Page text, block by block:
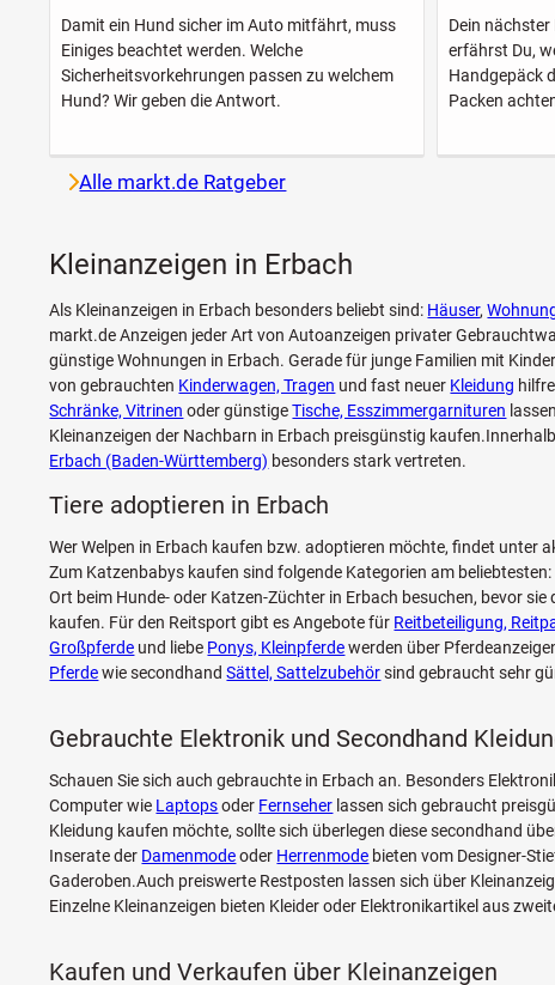
Damit ein Hund sicher im Auto mitfährt, muss
Einiges beachtet werden. Welche
Sicherheitsvorkehrungen passen zu welchem
Hund? Wir geben die Antwort.
Dein nächster
erfährst Du,
Handgepäck
Packen
Alle markt.de Ratgeber
Kleinanzeigen in Erbach
Als Kleinanzeigen in Erbach besonders beliebt sind: Häuser,
markt.de Anzeigen jeder Art von Autoanzeigen privater
günstige Wohnungen in Erbach. Gerade für junge Familien mit
von gebrauchten Kinderwagen, Tragen und fast neuer Kleidung
Schränke, Vitrinen oder günstigeTische, Esszimmergarnituren
Kleinanzeigen der Nachbarn in Erbach preisgünstig
Erbach (Baden-Württemberg) besonders stark vertreten.
Tiere adoptieren in Erbach
Wer Welpen in Erbach kaufen bzw. adoptieren möchte, findet unter
Zum Katzenbabys kaufen sind folgende Kategorien am
Ort beim Hunde- oder Katzen-Züchter in Erbach besuchen, bevor sie
kaufen. Für den Reitsport gibt es Angebote für Reitbeteiligung,
Großpferde und liebe Ponys, Kleinpferdewerden über
Pferdewie secondhandSättel, Sattelzubehörsind gebraucht sehr
Gebrauchte Elektronik und Secondhand
Schauen Sie sich auch gebrauchte in Erbach an. Besonders
Computer wie Laptopsoder Fernseher lassen sich gebraucht
Kleidung kaufen möchte, sollte sich überlegen diese secondhand
Inserate der Damenmodeoder Herrenmode bieten vom Designer-
Gaderoben.Auch preiswerte Restposten lassen sich über
Einzelne Kleinanzeigen bieten Kleider oder Elektronikartikel aus
Kaufen und Verkaufen über Kleinanzeigen